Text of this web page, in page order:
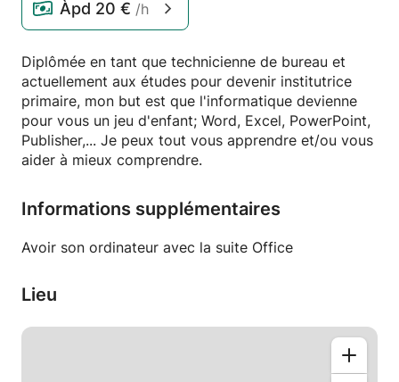
Àpd 20 € /h
Diplômée en tant que technicienne de bureau et
actuellement aux études pour devenir institutrice
primaire, mon but est que l'informatique devienne
pour vous un jeu d'enfant; Word, Excel, PowerPoint,
Publisher,... Je peux tout vous apprendre et/ou vous
aider à mieux comprendre.
Informations supplémentaires
Avoir son ordinateur avec la suite Office
Lieu